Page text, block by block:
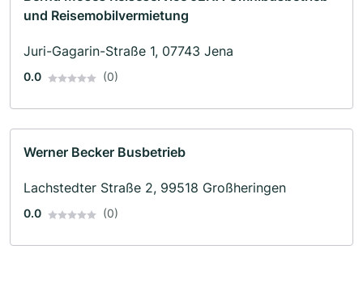
und Reisemobilvermietung
Juri-Gagarin-Straße 1, 07743 Jena
0.0 (0)
Werner Becker Busbetrieb
Lachstedter Straße 2, 99518 Großheringen
0.0 (0)